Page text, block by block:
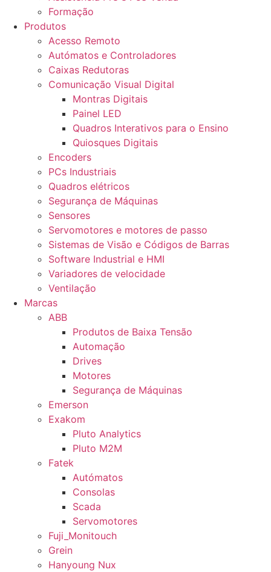
Formação
Produtos
Acesso Remoto
Autómatos e Controladores
Caixas Redutoras
Comunicação Visual Digital
Montras Digitais
Painel LED
Quadros Interativos para o Ensino
Quiosques Digitais
Encoders
PCs Industriais
Quadros elétricos
Segurança de Máquinas
Sensores
Servomotores e motores de passo
Sistemas de Visão e Códigos de Barras
Software Industrial e HMI
Variadores de velocidade
Ventilação
Marcas
ABB
Produtos de Baixa Tensão
Automação
Drives
Motores
Segurança de Máquinas
Emerson
Exakom
Pluto Analytics
Pluto M2M
Fatek
Autómatos
Consolas
Scada
Servomotores
Fuji_Monitouch
Grein
Hanyoung Nux